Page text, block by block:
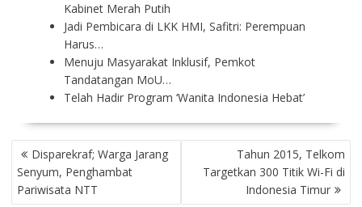
Kabinet Merah Putih
Jadi Pembicara di LKK HMI, Safitri: Perempuan
Harus…
Menuju Masyarakat Inklusif, Pemkot
Tandatangan MoU…
Telah Hadir Program ‘Wanita Indonesia Hebat’
P
O
S
Disparekraf; Warga Jarang
Senyum, Penghambat
Pariwisata NTT
Tahun 2015, Telkom
Targetkan 300 Titik Wi-Fi di
Indonesia Timur